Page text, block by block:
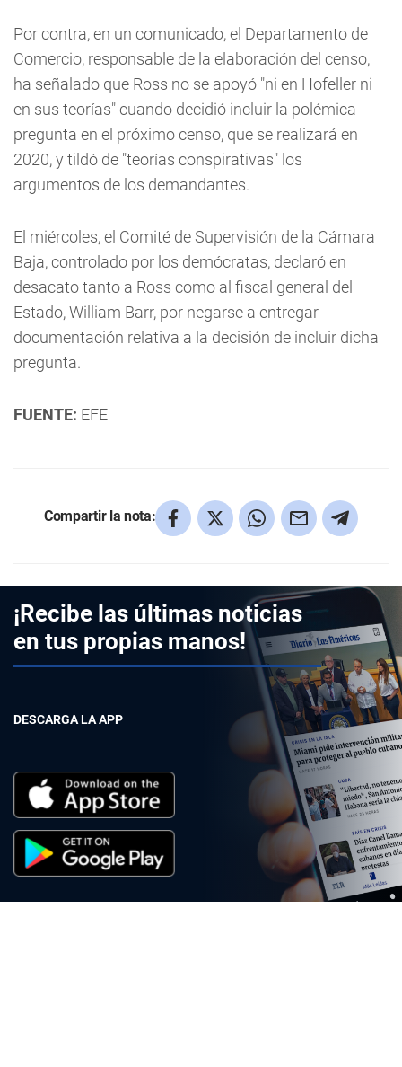
Por contra, en un comunicado, el Departamento de
Comercio, responsable de la elaboración del censo,
ha señalado que Ross no se apoyó "ni en Hofeller ni
en sus teorías" cuando decidió incluir la polémica
pregunta en el próximo censo, que se realizará en
2020, y tildó de "teorías conspirativas" los
argumentos de los demandantes.
El miércoles, el Comité de Supervisión de la Cámara
Baja, controlado por los demócratas, declaró en
desacato tanto a Ross como al fiscal general del
Estado, William Barr, por negarse a entregar
documentación relativa a la decisión de incluir dicha
pregunta.
FUENTE: EFE
Compartir la nota:
¡Recibe las últimas noticias
en tus propias manos!
DESCARGA LA APP